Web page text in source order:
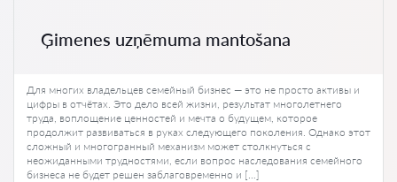
Ģimenes uzņēmuma mantošana
Для многих владельцев семейный бизнес — это не просто активы и
цифры в отчётах. Это дело всей жизни, результат многолетнего
труда, воплощение ценностей и мечта о будущем, которое
продолжит развиваться в руках следующего поколения. Однако этот
сложный и многогранный механизм может столкнуться с
неожиданными трудностями, если вопрос наследования семейного
бизнеса не будет решен заблаговременно и […]